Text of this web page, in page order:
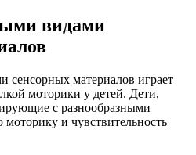
видами
сенсорных материалов играет
моторики у детей. Дети,
с разнообразными
и чувствительность